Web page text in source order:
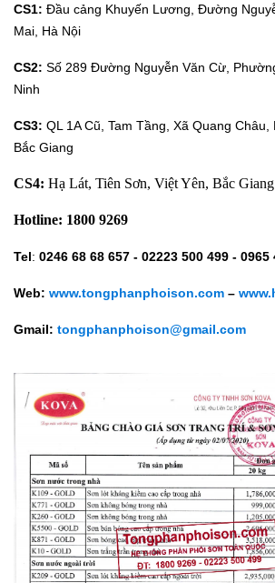
CS1: Đầu cảng Khuyến Lương, Đường
Mai, Hà Nội
CS2: Số 289 Đường Nguyễn Văn Cừ,
Ninh
CS3: QL 1A Cũ, Tam Tầng, Xã Quang Châu,
Bắc Giang
CS4: Hạ Lát, Tiên Sơn, Việt Yên, Bắc Giang
Hotline: 1800 9269
Tel: 0246 68 68 657 - 02223 500 499 - 0965
Web: www.tongphanphoison.com –
Gmail: tongphanphoison@gmail.com